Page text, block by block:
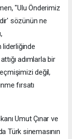
"Ulu Önderimiz
sözünün ne
liderliğinde
adımlarla bir
değil,
fırsatı
Umut Çınar ve
Türk sinemasının